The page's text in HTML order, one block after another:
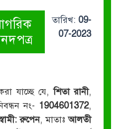
তারিখ: 09-
07-2023
যাচ্ছে যে,শিতা রানী,
নং- 1904601372,
রুপেন, মাতাঃআলতী